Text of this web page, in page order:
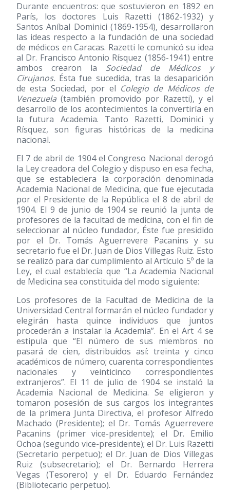
Durante encuentros: que sostuvieron en 1892 en
París, los doctores Luis Razetti (1862-1932) y
Santos Aníbal Dominici (1869-1954), desarrollaron
las ideas respecto a la fundación de una sociedad
de médicos en Caracas. Razetti le comunicó su idea
al Dr. Francisco Antonio Rísquez (1856-1941) entre
ambos crearon la Sociedad de Médicos y
Cirujanos. Ésta fue sucedida, tras la desaparición
de esta Sociedad, por el Colegio de Médicos de
Venezuela (también promovido por Razetti), y el
desarrollo de los acontecimientos la convertiría en
la futura Academia. Tanto Razetti, Dominici y
Rísquez, son figuras históricas de la medicina
nacional.
El 7 de abril de 1904 el Congreso Nacional derogó
la Ley creadora del Colegio y dispuso en esa fecha,
que se estableciera la corporación denominada
Academia Nacional de Medicina, que fue ejecutada
por el Presidente de la República el 8 de abril de
1904. El 9 de junio de 1904 se reunió la junta de
profesores de la facultad de medicina, con el fin de
seleccionar al núcleo fundador, Éste fue presidido
por el Dr. Tomás Aguerrevere Pacanins y su
secretario fue el Dr. Juan de Dios Villegas Ruiz. Esto
se realizó para dar cumplimiento al Artículo 5º de la
Ley, el cual establecía que “La Academia Nacional
de Medicina sea constituida del modo siguiente:
Los profesores de la Facultad de Medicina de la
Universidad Central formarán el núcleo fundador y
elegirán hasta quince individuos que juntos
procederán a instalar la Academia”. En el Art 4 se
estipula que “El número de sus miembros no
pasará de cien, distribuidos así: treinta y cinco
académicos de número; cuarenta correspondientes
nacionales y veinticinco correspondientes
extranjeros”. El 11 de julio de 1904 se instaló la
Academia Nacional de Medicina. Se eligieron y
tomaron posesión de sus cargos los integrantes
de la primera Junta Directiva, el profesor Alfredo
Machado (Presidente); el Dr. Tomás Aguerrevere
Pacanins (primer vice-presidente); el Dr. Emilio
Ochoa (segundo vice-presidente); el Dr. Luis Razetti
(Secretario perpetuo); el Dr. Juan de Dios Villegas
Ruiz (subsecretario); el Dr. Bernardo Herrera
Vegas (Tesorero) y el Dr. Eduardo Fernández
(Bibliotecario perpetuo).